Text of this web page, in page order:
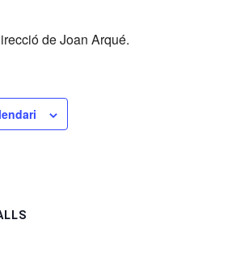
de Joan Arqué.